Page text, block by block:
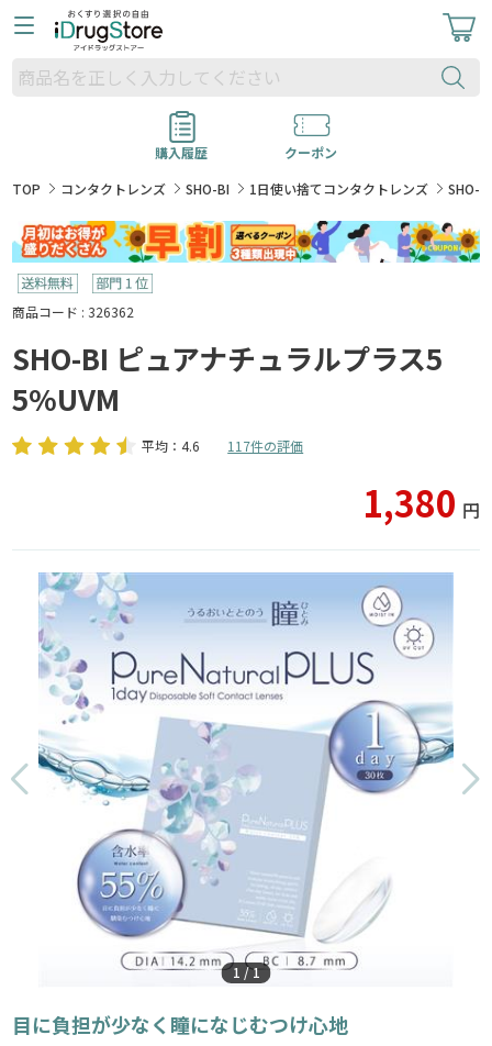
購入履歴
クーポン
TOP
コンタクトレンズ SHO-BI 1日使い捨てコンタクトレンズ SHO-
商品コード : 326362
SHO-BI ピュアナチュラルプラス5
5%UVM
平均：4.6 117件の評価
1,380 円
1 /1
目に負担が少なく瞳になじむつけ心地